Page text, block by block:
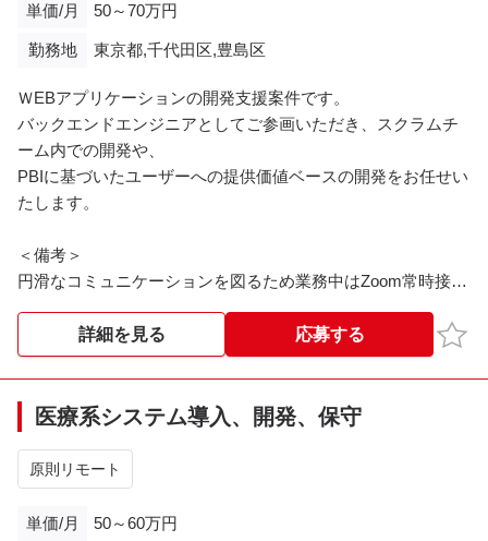
9:00～18:00
単価/月 50～70万円
勤務地 東京都,千代田区,豊島区
ＷEBアプリケーションの開発支援案件です。
バックエンドエンジニアとしてご参画いただき、スクラムチ
ーム内での開発や、
PBIに基づいたユーザーへの提供価値ベースの開発をお任せい
たします。
＜備考＞
円滑なコミュニケーションを図るため業務中はZoom常時接続
詳細を見る
応募する お気
医療系システム導入、開発、保守
原則リモート
単価/月 50～60万円